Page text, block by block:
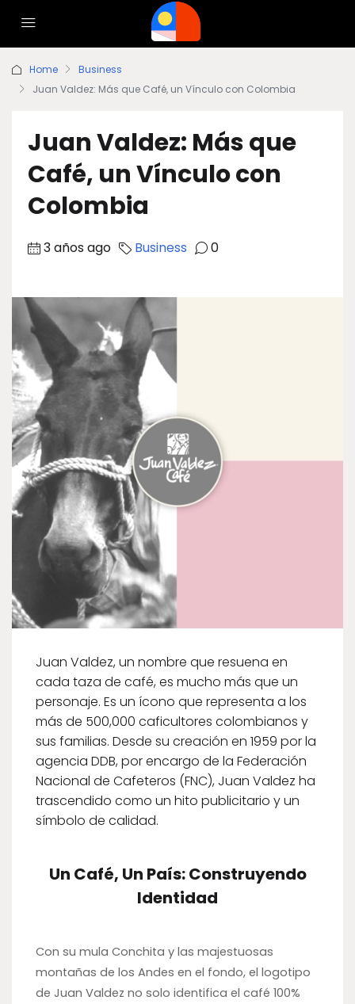
Home
Business
Juan Valdez: Más que Café, un Vínculo con Colombia
Juan Valdez: Más que
Café, un Vínculo con
Colombia
3 años ago Business 0
Juan Valdez, un nombre que resuena en
cada taza de café, es mucho más que un
personaje. Es un ícono que representa a los
más de 500,000 caficultores colombianos y
sus familias. Desde su creación en 1959 por la
agencia DDB, por encargo de la Federación
Nacional de Cafeteros (FNC), Juan Valdez ha
trascendido como un hito publicitario y un
símbolo de calidad.
Un Café, Un País: Construyendo
Identidad
Con su mula Conchita y las majestuosas
montañas de los Andes en el fondo, el logotipo
de Juan Valdez no solo identifica el café 100%